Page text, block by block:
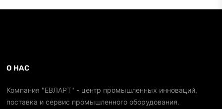
О НАС
Компания "ЕВЛАРТ" - центр промышленных инноваций,
поставка и сервис промышленного оборудования.